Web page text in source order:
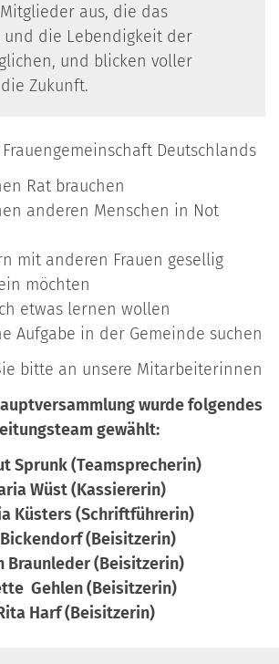
aus, die das
und die Lebendigkeit der
und blicken voller
Zukunft.
Deutschlands
Rat brauchen
anderen Menschen in Not
mit anderen Frauen gesellig
möchten
etwas lernen wollen
Aufgabe in der Gemeinde suchen
bitte an unsere Mitarbeiterinnen
wurde folgendes
gewählt:
Sprunk (Teamsprecherin)
Wüst (Kassiererin)
Küsters (Schriftführerin)
(Beisitzerin)
Braunleder (Beisitzerin)
Gehlen (Beisitzerin)
Harf (Beisitzerin)